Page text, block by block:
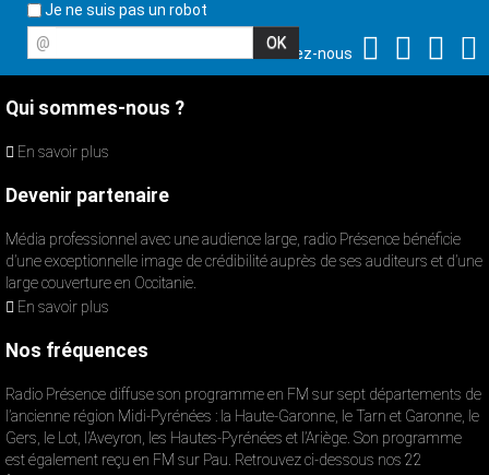
Je ne suis pas un robot
@
Suivez-nous
Qui sommes-nous ?
En savoir plus
Devenir partenaire
Média professionnel avec une audience large, radio Présence bénéficie
d’une exceptionnelle image de crédibilité auprès de ses auditeurs et d’une
large couverture en Occitanie.
En savoir plus
Nos fréquences
Radio Présence diffuse son programme en FM sur sept départements de
l’ancienne région Midi-Pyrénées : la Haute-Garonne, le Tarn et Garonne, le
Gers, le Lot, l’Aveyron, les Hautes-Pyrénées et l’Ariège. Son programme
est également reçu en FM sur Pau. Retrouvez ci-dessous nos 22